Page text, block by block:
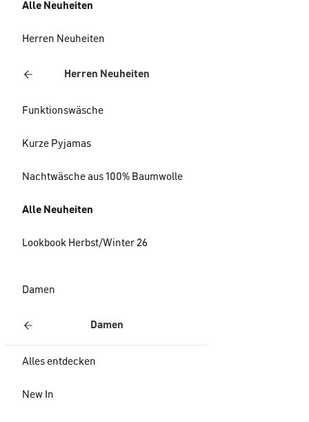
Alle Neuheiten
Herren Neuheiten
Herren Neuheiten
Funktionswäsche
Kurze Pyjamas
Nachtwäsche aus 100% Baumwolle
Alle Neuheiten
Lookbook Herbst/Winter 26
Damen
Damen
Alles entdecken
New In